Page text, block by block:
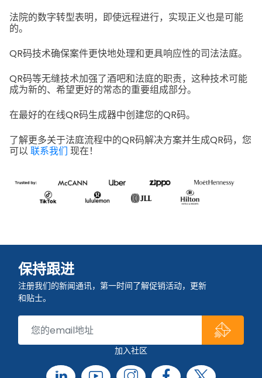
法院的数字转型表明，即使远程进行，实现正义也是可能
的。
QR码技术确保案件更快地处理和更具响应性的司法法庭。
QR码等无缝技术加强了酒吧和法庭的职责，这种技术可能
成为新的、希望更好的常态的重要组成部分。
在最好的在线QR码生成器中创建您的QR码。
了解更多关于法庭流程中的QR码解决方案并生成QR码，您
可以联系我们 现在！
保持跟进
注册我们的新闻通讯，第一时间了解促销活动，更新
和贴士。
加入社区